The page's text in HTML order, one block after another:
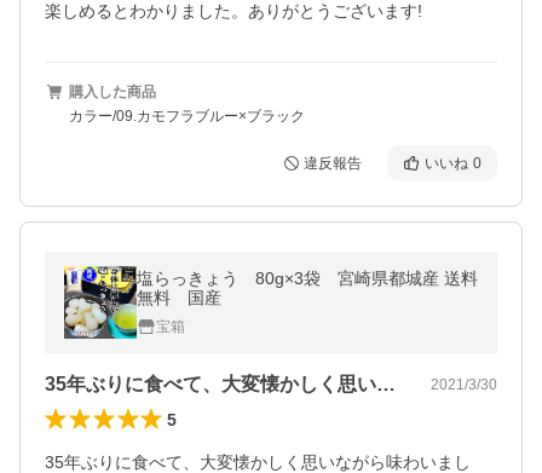
楽しめるとわかりました。ありがとうございます!
購入した商品
カラー/09.カモフラブルー×ブラック
違反報告 いいね 0
塩らっきょう 80g×3袋 宮崎県都城産 送料
無料 国産
宝箱
35年ぶりに食べて、大変懐かしく思いな… 2021/3/30
5
35年ぶりに食べて、大変懐かしく思いながら味わいまし